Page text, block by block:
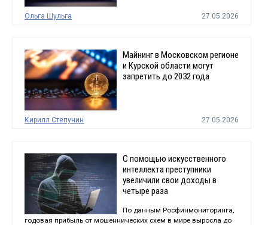
Ольга Шульга 27.05.2026
Майнинг в Московском регионе
и Курской области могут
запретить до 2032 года
Кирилл Степунин 27.05.2026
С помощью искусственного
интеллекта преступники
увеличили свои доходы в
четыре раза
По данным Росфинмониторинга,
годовая прибыль от мошеннических схем в мире выросла до